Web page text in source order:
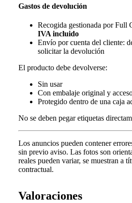
Gastos de devolución
Recogida gestionada por Full
IVA incluido
Envío por cuenta del cliente:
solicitar la devolución
El producto debe devolverse:
Sin usar
Con embalaje original y
Protegido dentro de una caja
No se deben pegar etiquetas
Los anuncios pueden contener
sin previo aviso. Las fotos son
reales pueden variar, se muestran a
contractual.
Valoraciones